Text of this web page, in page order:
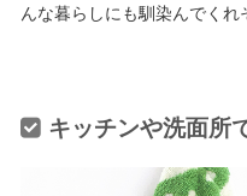
んな暮らしにも馴染んでくれ
キッチンや洗面所